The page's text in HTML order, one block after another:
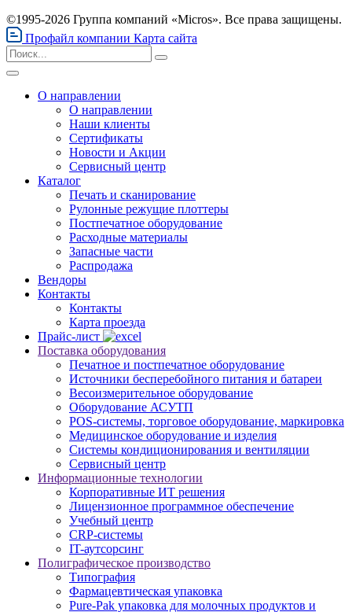
©1995-2026 Группа компаний «Micros». Все права защищены.
Профайл компании Карта сайта
О направлении
О направлении
Наши клиенты
Сертификаты
Новости и Акции
Сервисный центр
Каталог
Печать и сканирование
Рулонные режущие плоттеры
Постпечатное оборудование
Расходные материалы
Запасные части
Распродажа
Вендоры
Контакты
Контакты
Карта проезда
Прайс-лист
Поставка оборудования
Печатное и постпечатное оборудование
Источники бесперебойного питания и батареи
Весоизмерительное оборудование
Оборудование АСУТП
POS-системы, торговое оборудование, маркировка
Медицинское оборудование и изделия
Системы кондиционирования и вентиляции
Сервисный центр
Информационные технологии
Корпоративные ИТ решения
Лицензионное программное обеспечение
Учебный центр
CRP-системы
IT-аутсорсинг
Полиграфическое производство
Типография
Фармацевтическая упаковка
Pure-Pak упаковка для молочных продуктов и